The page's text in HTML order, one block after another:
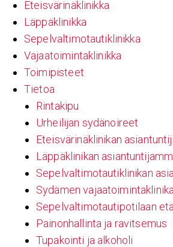
Eteisvärinäklinikka
Läppäklinikka
Sepelvaltimotautiklinikka
Vajaatoimintaklinikka
Toimipisteet
Tietoa
Rintakipu
Urheilijan sydänoireet
Eteisvärinäklinikan
Läppäklinikan
Sepelvaltimotautiklinikan
Sydämen
Sepelvaltimotautipotilaan
Painonhallinta ja ravitsemus
Tupakointi ja alkoholi